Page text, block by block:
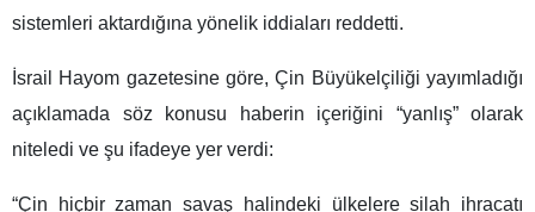
sistemleri aktardığına yönelik iddiaları reddetti.
İsrail Hayom gazetesine göre, Çin Büyükelçiliği yayımladığı
açıklamada söz konusu haberin içeriğini “yanlış” olarak
niteledi ve şu ifadeye yer verdi:
“Çin hiçbir zaman savaş halindeki ülkelere silah ihracatı